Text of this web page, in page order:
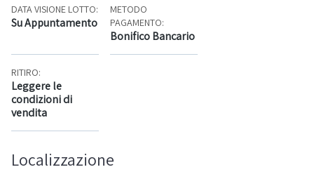
DATA VISIONE LOTTO:
Su Appuntamento
METODO
PAGAMENTO:
Bonifico Bancario
RITIRO:
Leggere le
condizioni di
vendita
Localizzazione